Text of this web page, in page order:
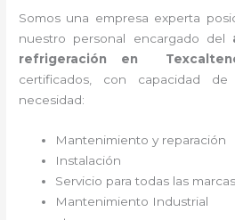
Somos una empresa experta
nuestro personal encargado del
refrigeración en
certificados, con capacidad
necesidad:
Mantenimiento y reparación
Instalación
Servicio para todas las marcas
Mantenimiento Industrial